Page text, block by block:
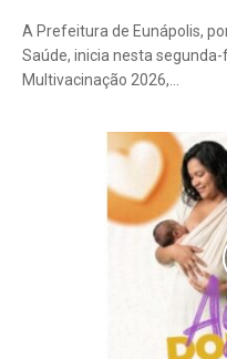
A Prefeitura de Eunápolis,
Saúde, inicia nesta
Multivacinação 2026,…